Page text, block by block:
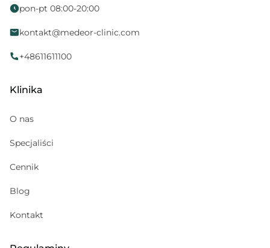
Ortopeda
Położna
Neurologopeda
Medycyna sportowa
Pediatria
Gabinet zabiegowy
Psychoterapeuta
pon-pt 08:00-20:00
kontakt@medeor-clinic.com
+48611611100
Klinika
O nas
Specjaliści
Cennik
Blog
Kontakt